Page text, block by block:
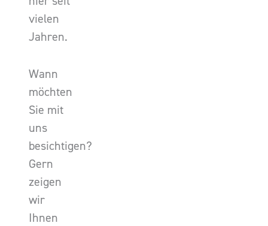
vielen
Jahren.
Wann
möchten
Sie mit
uns
besichtigen?
Gern
zeigen
wir
Ihnen